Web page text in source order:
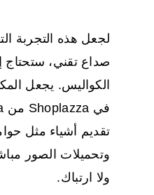
لجعل هذه التجربة
صداع تقني، ستحتاج
الكواليس. يجعل
تقديم أشياء مثل
وتحميلات الصور
ولا ارتباك.